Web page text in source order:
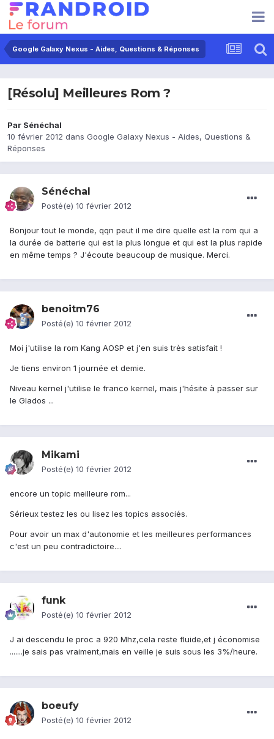
Google Galaxy Nexus - Aides, Questions & Réponses
[Résolu] Meilleures Rom ?
Par Sénéchal
10 février 2012 dans Google Galaxy Nexus - Aides, Questions &
Réponses
Sénéchal
Posté(e) 10 février 2012
Bonjour tout le monde, qqn peut il me dire quelle est la rom qui a
la durée de batterie qui est la plus longue et qui est la plus rapide
en même temps ? J'écoute beaucoup de musique. Merci.
benoitm76
Posté(e) 10 février 2012
Moi j'utilise la rom Kang AOSP et j'en suis très satisfait !
Je tiens environ 1 journée et demie.
Niveau kernel j'utilise le franco kernel, mais j'hésite à passer sur
le Glados ...
Mikami
Posté(e) 10 février 2012
encore un topic meilleure rom...
Sérieux testez les ou lisez les topics associés.
Pour avoir un max d'autonomie et les meilleures performances
c'est un peu contradictoire....
funk
Posté(e) 10 février 2012
J ai descendu le proc a 920 Mhz,cela reste fluide,et j économise
.......je sais pas vraiment,mais en veille je suis sous les 3%/heure.
boeufy
Posté(e) 10 février 2012